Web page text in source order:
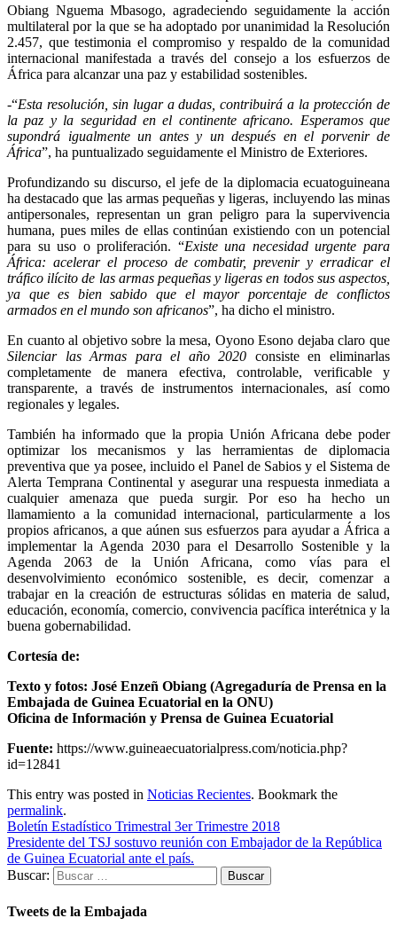
Obiang Nguema Mbasogo, agradeciendo seguidamente la acción
multilateral por la que se ha adoptado por unanimidad la Resolución
2.457, que testimonia el compromiso y respaldo de la comunidad
internacional manifestada a través del consejo a los esfuerzos de
África para alcanzar una paz y estabilidad sostenibles.
-“Esta resolución, sin lugar a dudas, contribuirá a la protección de
la paz y la seguridad en el continente africano. Esperamos que
supondrá igualmente un antes y un después en el porvenir de
África”, ha puntualizado seguidamente el Ministro de Exteriores.
Profundizando su discurso, el jefe de la diplomacia ecuatoguineana
ha destacado que las armas pequeñas y ligeras, incluyendo las minas
antipersonales, representan un gran peligro para la supervivencia
humana, pues miles de ellas continúan existiendo con un potencial
para su uso o proliferación. “Existe una necesidad urgente para
África: acelerar el proceso de combatir, prevenir y erradicar el
tráfico ilícito de las armas pequeñas y ligeras en todos sus aspectos,
ya que es bien sabido que el mayor porcentaje de conflictos
armados en el mundo son africanos”, ha dicho el ministro.
En cuanto al objetivo sobre la mesa, Oyono Esono dejaba claro que
Silenciar las Armas para el año 2020 consiste en eliminarlas
completamente de manera efectiva, controlable, verificable y
transparente, a través de instrumentos internacionales, así como
regionales y legales.
También ha informado que la propia Unión Africana debe poder
optimizar los mecanismos y las herramientas de diplomacia
preventiva que ya posee, incluido el Panel de Sabios y el Sistema de
Alerta Temprana Continental y asegurar una respuesta inmediata a
cualquier amenaza que pueda surgir. Por eso ha hecho un
llamamiento a la comunidad internacional, particularmente a los
propios africanos, a que aúnen sus esfuerzos para ayudar a África a
implementar la Agenda 2030 para el Desarrollo Sostenible y la
Agenda 2063 de la Unión Africana, como vías para el
desenvolvimiento económico sostenible, es decir, comenzar a
trabajar en la creación de estructuras sólidas en materia de salud,
educación, economía, comercio, convivencia pacífica interétnica y la
buena gobernabilidad.
Cortesía de:
Texto y fotos: José Enzeñ Obiang (Agregaduría de Prensa en la
Embajada de Guinea Ecuatorial en la ONU)
Oficina de Información y Prensa de Guinea Ecuatorial
Fuente: https://www.guineaecuatorialpress.com/noticia.php?
id=12841
This entry was posted in Noticias Recientes. Bookmark the
permalink.
Boletín Estadístico Trimestral 3er Trimestre 2018
Presidente del TSJ sostuvo reunión con Embajador de la República
de Guinea Ecuatorial ante el país.
Buscar:
Tweets de la Embajada